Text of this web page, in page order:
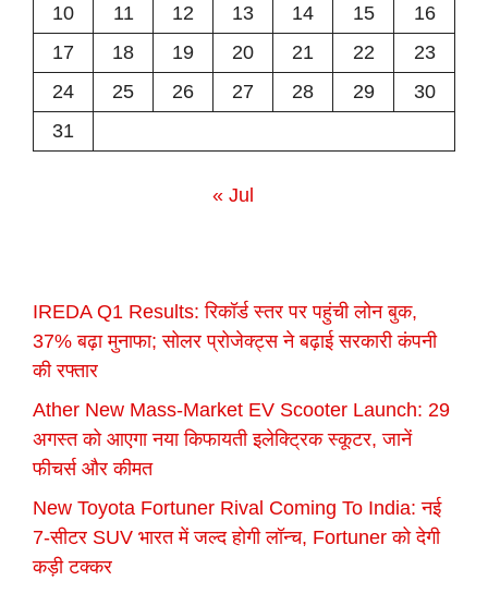
10
11 12 13 14 15
16
17
18 19 20 21 22
23
24
25 26 27 28 29
30
31
« Jul
IREDA Q1 Results: रिकॉर्ड स्तर पर पहुंची लोन बुक,
37% बढ़ा मुनाफा; सोलर प्रोजेक्ट्स ने बढ़ाई सरकारी कंपनी
की रफ्तार
Ather New Mass-Market EV Scooter Launch: 29
अगस्त को आएगा नया किफायती इलेक्ट्रिक स्कूटर, जानें
फीचर्स और कीमत
New Toyota Fortuner Rival Coming To India: नई
7-सीटर SUV भारत में जल्द होगी लॉन्च, Fortuner को देगी
कड़ी टक्कर